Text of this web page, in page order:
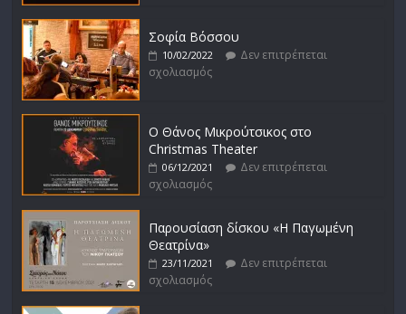
Σοφία Βόσσου
10/02/2022
Δεν επιτρέπεται
σχολιασμός
Ο Θάνος Μικρούτσικος στο
Christmas Theater
06/12/2021
Δεν επιτρέπεται
σχολιασμός
Παρουσίαση δίσκου «Η Παγωμένη
Θεατρίνα»
23/11/2021
Δεν επιτρέπεται
σχολιασμός